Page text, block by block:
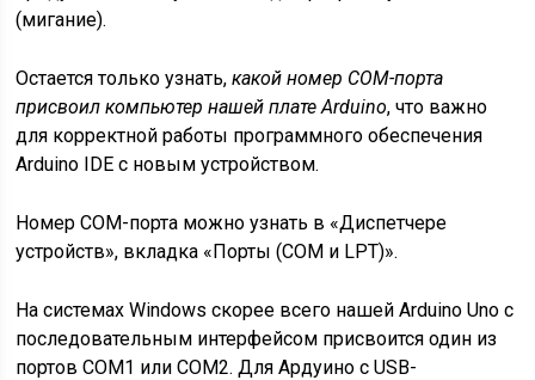
(мигание).
Остается только узнать,какой номер COM-порта
присвоил компьютер нашей плате Arduino, что важно
для корректной работы программного обеспечения
Arduino IDE с новым устройством.
Номер COM-порта можно узнать в «Диспетчере
устройств», вкладка «Порты (COM и LPT)».
На системах Windows скорее всего нашей Arduino Uno с
последовательным интерфейсом присвоится один из
портов COM1 или COM2. Для Ардуино с USB-